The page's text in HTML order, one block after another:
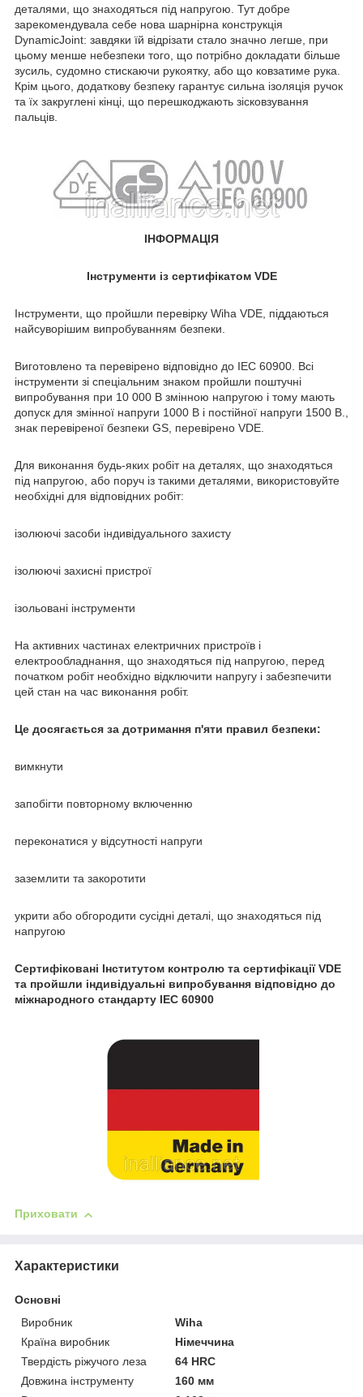
деталями, що знаходяться під напругою. Тут добре
зарекомендувала себе нова шарнірна конструкція
DynamicJoint: завдяки їй відрізати стало значно легше, при
цьому менше небезпеки того, що потрібно докладати більше
зусиль, судомно стискаючи рукоятку, або що ковзатиме рука.
Крім цього, додаткову безпеку гарантує сильна ізоляція ручок
та їх закруглені кінці, що перешкоджають зісковзування
пальців.
ІНФОРМАЦІЯ
Інструменти із сертифікатом VDE
Інструменти, що пройшли перевірку Wiha VDE, піддаються
найсуворішим випробуванням безпеки.
Виготовлено та перевірено відповідно до IEC 60900. Всі
інструменти зі спеціальним знаком пройшли поштучні
випробування при 10 000 В змінною напругою і тому мають
допуск для змінної напруги 1000 В і постійної напруги 1500 В.,
знак перевіреної безпеки GS, перевірено VDE.
Для виконання будь-яких робіт на деталях, що знаходяться
під напругою, або поруч із такими деталями, використовуйте
необхідні для відповідних робіт:
ізолюючі засоби індивідуального захисту
ізолюючі захисні пристрої
ізольовані інструменти
На активних частинах електричних пристроїв і
електрообладнання, що знаходяться під напругою, перед
початком робіт необхідно відключити напругу і забезпечити
цей стан на час виконання робіт.
Це досягається за дотримання п'яти правил безпеки:
вимкнути
запобігти повторному включенню
переконатися у відсутності напруги
заземлити та закоротити
укрити або обгородити сусідні деталі, що знаходяться під
напругою
Сертифіковані Інститутом контролю та сертифікації VDE
та пройшли індивідуальні випробування відповідно до
міжнародного стандарту IEC 60900
Приховати
Характеристики
Основні
Виробник
Wiha
Країна виробник
Німеччина
Твердість ріжучого леза
64 HRC
Довжина інструменту
160 мм